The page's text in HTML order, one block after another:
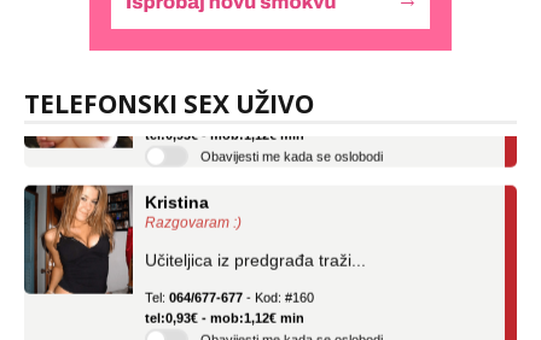
TELEFONSKI SEX UŽIVO
Tel: 064/677-677
- Kod: #69
Obavijesti me kada se oslobodi
Kristina
Razgovaram :)
Učiteljica iz predgrađa traži...
tel:0,93€ - mob:1,12€ min
Obavijesti me kada se oslobodi